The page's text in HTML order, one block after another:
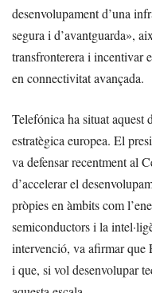
desenvolupament d’una
segura i d’avantguarda»,
transfronterera i incentivar
en connectivitat avançada.
Telefónica ha situat aquest
estratègica europea. El
va defensar recentment al
d’accelerar el
pròpies en àmbits com
semiconductors i la
intervenció, va afirmar que
i que, si vol desenvolupar